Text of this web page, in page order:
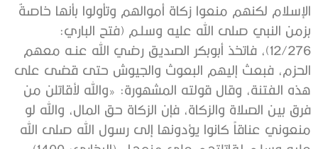
الإسلام لكنهم منعوا زكاة أموالهم وتأولوا بأنها خاصةٌ
بزمن النبي صلى الله عليه وسلـم (فتح الباري:
12/276)، فاتخذ أبوبكر الصديق رضي الله عنـه معهم
الحزم، فبعث إليهم البعوث والجيوش حتى قضى على
هذه الفتنة، وقال قولته المشهورة: «والله لأقاتلن من
فرق بين الصلاة والزكاة، فإن الزكاة حق المال، والله لو
منعوني عناقاً كانوا يؤدونها إلى رسول الله صلى الله